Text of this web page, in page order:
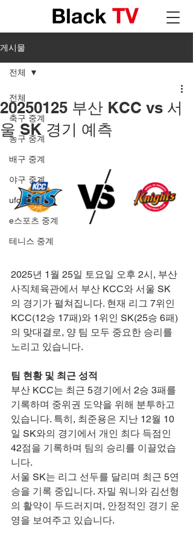
게시물
전체
축구 중계
농구 중계
배구 중계
야구 중계
ufc 중계
e스포츠 중계
테니스 중계
전체
20250125 부산 KCC vs 서
울 SK 경기 예측
2025년 1월 25일 토요일 오후 2시, 부산
사직체육관에서 부산 KCC와 서울 SK
의 경기가 펼쳐집니다. 현재 리그 7위인
KCC(12승 17패)와 1위인 SK(25승 6패)
의 맞대결로, 양 팀 모두 중요한 승리를
노리고 있습니다.
팀 현황 및 최근 성적
부산 KCC는 최근 5경기에서 2승 3패를
기록하며 중위권 도약을 위해 분투하고
있습니다. 특히, 최준용은 지난 12월 10
일 SK와의 경기에서 개인 최다 득점인
42점을 기록하며 팀의 승리를 이끌었습
니다.
서울 SK는 리그 선두를 달리며 최근 5연
승을 기록 중입니다. 자밀 워니와 김선형
의 활약이 두드러지며, 안정적인 경기 운
영을 보여주고 있습니다.